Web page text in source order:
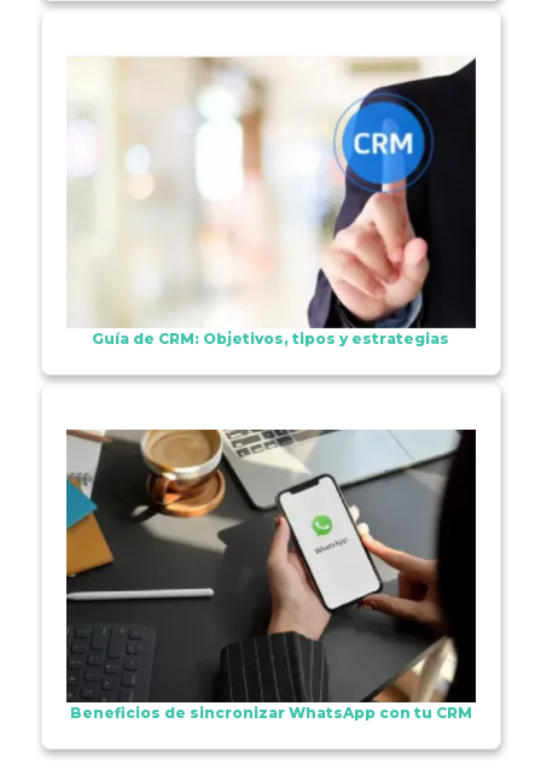
Guía de CRM: Objetivos, tipos y estrategias
Beneficios de sincronizar WhatsApp con tu CRM